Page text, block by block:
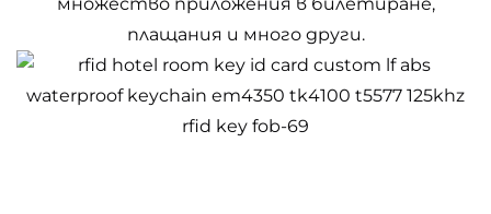
плащания и много други.